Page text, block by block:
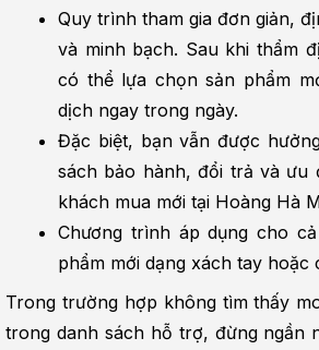
Quy trình tham gia đơn giản,
và minh bạch. Sau khi thẩm
có thể lựa chọn sản phẩm
dịch ngay trong ngày.
Đặc biệt, bạn vẫn được
sách bảo hành, đổi trả và ưu
khách mua mới tại Hoàng Hà
Chương trình áp dụng cho
phẩm mới dạng xách tay hoặc
Trong trường hợp không tìm thấy
trong danh sách hỗ trợ, đừng ngần